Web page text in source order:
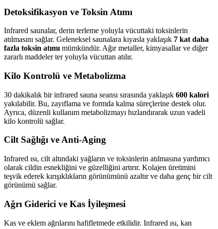
Detoksifikasyon ve Toksin Atımı
Infrared saunalar, derin terleme yoluyla vücuttaki toksinlerin
atılmasını sağlar. Geleneksel saunalara kıyasla yaklaşık 7 kat daha
fazla toksin atımı mümkündür. Ağır metaller, kimyasallar ve diğer
zararlı maddeler ter yoluyla vücuttan atılır.
Kilo Kontrolü ve Metabolizma
30 dakikalık bir infrared sauna seansı sırasında yaklaşık 600 kalori
yakılabilir. Bu, zayıflama ve formda kalma süreçlerine destek olur.
Ayrıca, düzenli kullanım metabolizmayı hızlandırarak uzun vadeli
kilo kontrolü sağlar.
Cilt Sağlığı ve Anti-Aging
Infrared ısı, cilt altındaki yağların ve toksinlerin atılmasına yardımcı
olarak cildin esnekliğini ve güzelliğini artırır. Kolajen üretimini
teşvik ederek kırışıklıkların görünümünü azaltır ve daha genç bir cilt
görünümü sağlar.
Ağrı Giderici ve Kas İyileşmesi
Kas ve eklem ağrılarını hafifletmede etkilidir. Infrared ısı, kan